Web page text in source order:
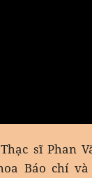
sĩ Phan
Báo chí